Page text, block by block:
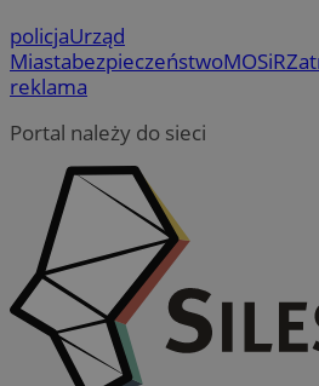
policjaUrząd
MiastabezpieczeństwoMOSiR
reklama
Portal należy do sieci